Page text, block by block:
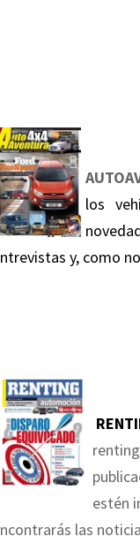
A
los
y, como
estén
las